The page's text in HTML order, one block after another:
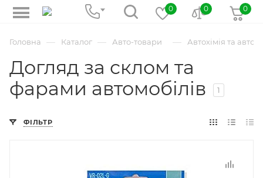
0
0 0
Головна — Каталог — Авто-товари — Автохімія та
Догляд за склом та
фарами автомобілів
1
ФІЛЬТР